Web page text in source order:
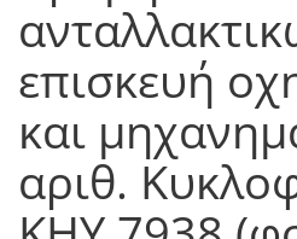
επισκευή
και
αριθ.